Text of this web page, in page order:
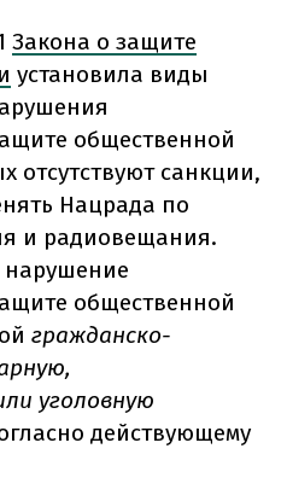
Закона о защите
установила виды
общественной
отсутствуют санкции,
Нацрада по
и радиовещания.
нарушение
общественной
гражданско-
уголовную
действующему